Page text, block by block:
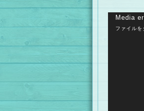
Media
ファイル